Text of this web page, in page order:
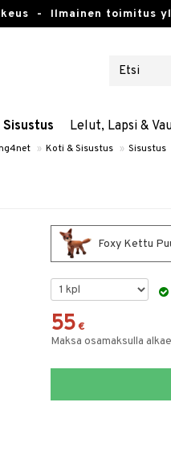
- Ilmainen toimitus
Lelut, Lapsi &
» Koti & Sisustus » Sisustus
Foxy Kettu
55 €
Maksa osamaksulla